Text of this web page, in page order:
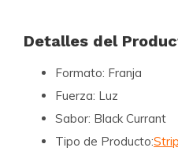
Detalles del
Formato: Franja
Fuerza: Luz
Sabor: Black Currant
Tipo de Producto: